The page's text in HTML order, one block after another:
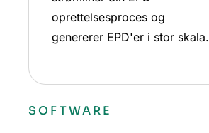
oprettelsesproces og
genererer EPD'er i stor skala.
SOFTWARE